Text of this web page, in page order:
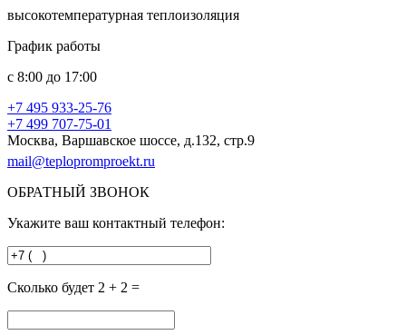
высокотемпературная теплоизоляция
График работы
с 8:00 до 17:00
+7 495 933-25-76
+7 499 707-75-01
Москва, Варшавское шоссе, д.132, стр.9
mail@teplopromproekt.ru
ОБРАТНЫЙ ЗВОНОК
Укажите ваш контактный телефон:
Сколько будет 2 + 2 =